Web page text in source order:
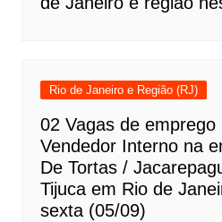
Rio de Janeiro e Região (RJ)
02 Vagas de
Vendedor Interno na
De Tortas /
Tijuca em Rio de
sexta (05/09)